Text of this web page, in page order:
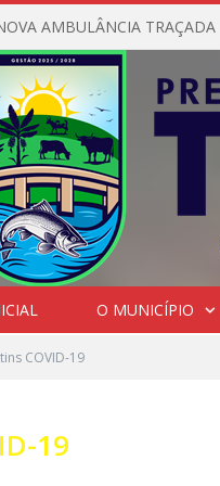
AMBULÂNCIA TRAÇADA
O MUNICÍPIO
COVID-19
19